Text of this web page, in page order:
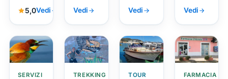
5,0Vedi Vedi Vedi Vedi
SERVIZI
TREKKING
TOUR
FARMACIA